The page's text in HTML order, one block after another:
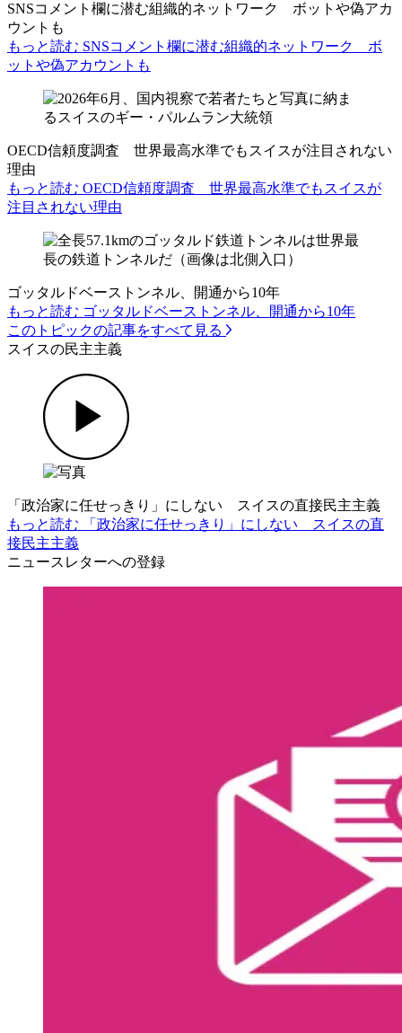
SNSコメント欄に潜む組織的ネットワーク ボットや偽アカ
ウントも
もっと読む SNSコメント欄に潜む組織的ネットワーク ボ
ットや偽アカウントも
OECD信頼度調査 世界最高水準でもスイスが注目されない
理由
もっと読む OECD信頼度調査 世界最高水準でもスイスが
注目されない理由
ゴッタルドベーストンネル、開通から10年
もっと読む ゴッタルドベーストンネル、開通から10年
このトピックの記事をすべて見る
スイスの民主主義
「政治家に任せっきり」にしない スイスの直接民主主義
もっと読む 「政治家に任せっきり」にしない スイスの直
接民主主義
ニュースレターへの登録